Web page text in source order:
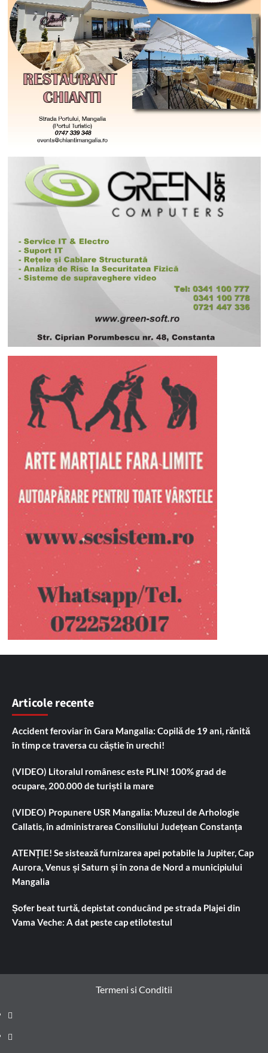
Articole recente
Accident feroviar în Gara Mangalia: Copilă de 19 ani, rănită
în timp ce traversa cu căștie în urechi!
(VIDEO) Litoralul românesc este PLIN! 100% grad de
ocupare, 200.000 de turiști la mare
(VIDEO) Propunere USR Mangalia: Muzeul de Arhologie
Callatis, în administrarea Consiliului Județean Constanța
ATENȚIE! Se sistează furnizarea apei potabile la Jupiter, Cap
Aurora, Venus și Saturn și în zona de Nord a municipiului
Mangalia
Șofer beat turtă, depistat conducând pe strada Plajei din
Vama Veche: A dat peste cap etilotestul
Termeni si Conditii
Prima
pagină
Știri